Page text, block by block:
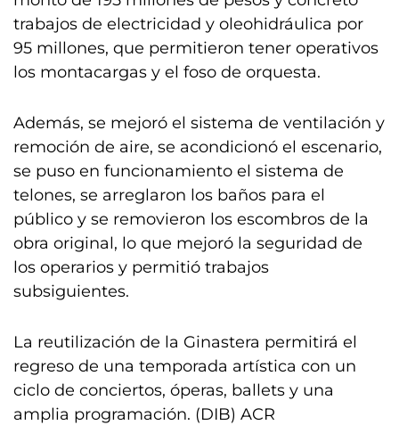
trabajos de electricidad y oleohidráulica por
95 millones, que permitieron tener operativos
los montacargas y el foso de orquesta.
Además, se mejoró el sistema de ventilación y
remoción de aire, se acondicionó el escenario,
se puso en funcionamiento el sistema de
telones, se arreglaron los baños para el
público y se removieron los escombros de la
obra original, lo que mejoró la seguridad de
los operarios y permitió trabajos
subsiguientes.
La reutilización de la Ginastera permitirá el
regreso de una temporada artística con un
ciclo de conciertos, óperas, ballets y una
amplia programación. (DIB) ACR